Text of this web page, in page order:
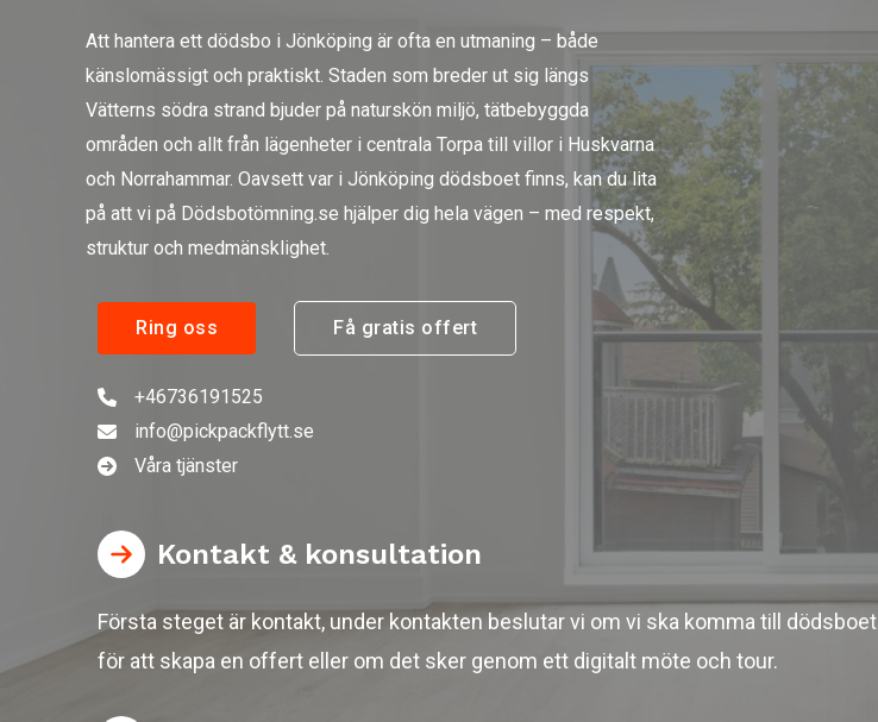
Att hantera ett dödsbo i Jönköping är ofta en utmaning – både
känslomässigt och praktiskt. Staden som breder ut sig längs
Vätterns södra strand bjuder på naturskön miljö, tätbebyggda
områden och allt från lägenheter i centrala Torpa till villor i Huskvarna
och Norrahammar. Oavsett var i Jönköping dödsboet finns, kan du lita
på att vi på Dödsbotömning.se hjälper dig hela vägen – med respekt,
struktur och medmänsklighet.
Ring oss Få gratis offert
+46736191525
info@pickpackflytt.se
Våra tjänster
Kontakt & konsultation
Första steget är kontakt, under kontakten beslutar vi om vi ska komma till dödsboet
för att skapa en offert eller om det sker genom ett digitalt möte och tour.